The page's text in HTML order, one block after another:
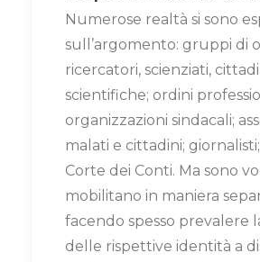
Numerose realtà si sono
sull’argomento: gruppi di
ricercatori, scienziati,
scientifiche; ordini
organizzazioni sindacali;
malati e cittadini;
Corte dei Conti. Ma sono
mobilitano in maniera
facendo spesso prevalere
delle rispettive identità a